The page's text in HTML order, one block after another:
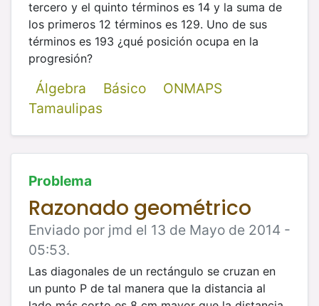
tercero y el quinto términos es 14 y la suma de
los primeros 12 términos es 129. Uno de sus
términos es 193 ¿qué posición ocupa en la
progresión?
Álgebra Básico
ONMAPS
Tamaulipas
Problema
Razonado geométrico
Enviado por jmd el 13 de Mayo de 2014 -
05:53.
Las diagonales de un rectángulo se cruzan en
un punto P de tal manera que la distancia al